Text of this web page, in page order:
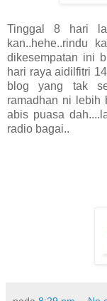
Tinggal 8 hari
kan..hehe..rindu
dikesempatan ini
hari raya aidilfitri
blog yang tak
ramadhan ni lebih
abis puasa
radio bagai..